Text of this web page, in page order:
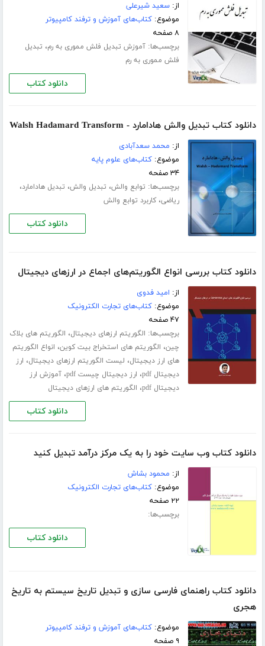
از:سعید شیرعلی
موضوع:کتاب‌های آموزش و ترفند کامپیوتر
۸ صفحه
برچسب‌ها:آموزش تبدیل فلش مموری به رم، تبدیل
فلش مموری به رم
دانلود کتاب
دانلود کتاب تبدیل والش هادامارد - Walsh Hadamard Transform
از: محمد سعدآبادی
موضوع:کتاب‌های علوم پایه
۳۴ صفحه
برچسب‌ها: توابع والش، تبدیل والش، تبدیل هادامارد،
ریاضی،کاربرد توابع والش
دانلود کتاب
دانلود کتاب بررسی انواع الگوریتم‌های اجماع در ارزهای دیجیتال
از: امید فدوی
موضوع:کتاب‌های تجارت الکترونیک
۴۷ صفحه
برچسب‌ها: الگوریتم ارزهای دیجیتال، الگوریتم های بلاک
چین، الگوریتم های استخراج بیت کوین، انواع الگوریتم
های ارز دیجیتال، لیست الگوریتم ارزهای دیجیتال، ارز
دیجیتال pdf
، ارز دیجیتال چیست pdf ،آموزش ارز
دیجیتال pdf
، الگوریتم های ارزهای دیجیتال
دانلود کتاب
دانلود کتاب وب سایت خود را به یک مرکز درآمد تبدیل کنید
از: محمود بشاش
موضوع:کتاب‌های تجارت الکترونیک
۲۲ صفحه
برچسب‌ها:
دانلود کتاب
دانلود کتاب راهنمای فارسی سازی و تبدیل تاریخ سیستم به تاریخ
هجری
موضوع:کتاب‌های آموزش و ترفند کامپیوتر
۹ صفحه